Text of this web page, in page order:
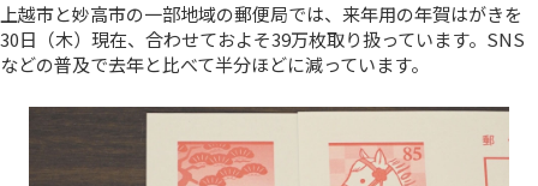
上越市と妙高市の一部地域の郵便局では、来年用の年賀はがきを
30日（木）現在、合わせておよそ39万枚取り扱っています。SNS
などの普及で去年と比べて半分ほどに減っています。